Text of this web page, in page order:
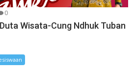
0
Wisata-Cung Ndhuk Tuban